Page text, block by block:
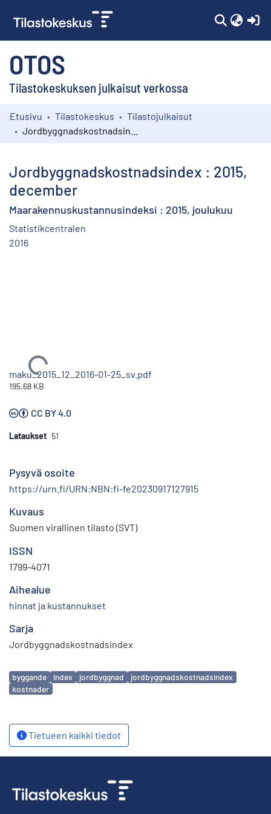
OTOS
Tilastokeskuksen julkaisut verkossa
Kokoelmat
Etusivu Tilastokeskus
Tilastojulkaisut
Jordbyggnadskostnadsindex : 2015,
december
Maarakennuskustannusindeksi : 2015, joulukuu
Statistikcentralen
2016
Ladataan...
maku_2015_12_2016-01-25_sv.pdf
195.68 KB
CC BY 4.0
Lataukset 51
Pysyvä osoite
https://urn.fi/URN:NBN:fi-fe20230917127915
Kuvaus
Suomen virallinen tilasto (SVT)
ISSN
1799-4071
Aihealue
hinnat ja kustannukset
Sarja
Jordbyggnadskostnadsindex
Avainsanat
byggande index jordbyggnad
jordbyggnadskostnadsindex
kostnader
Tietueen kaikki tiedot